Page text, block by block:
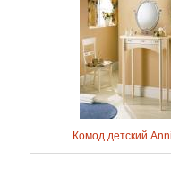
Комод детский